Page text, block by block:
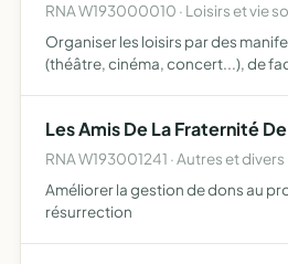
RNA W193000010 · Loisirs et vie
Organiser les loisirs par des
(théâtre, cinéma, concert...), de
Les Amis De La Fraternité
RNA W193001241 · Autres et divers
Améliorer la gestion de dons au
résurrection